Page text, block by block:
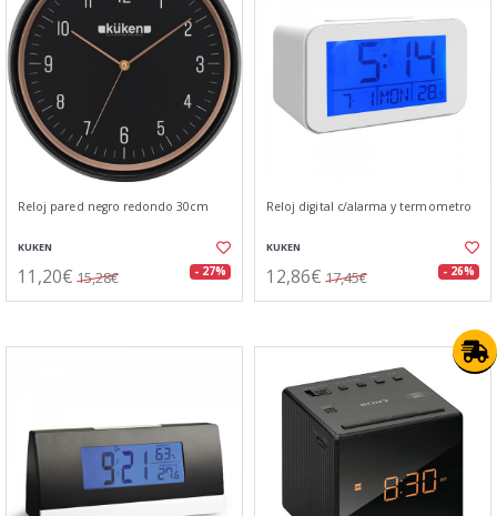
Reloj pared negro redondo 30cm
KUKEN
11,20€ 15,28€ - 27%
Reloj digital c/alarma y termometro
KUKEN
12,86€ 17,45€ - 26%